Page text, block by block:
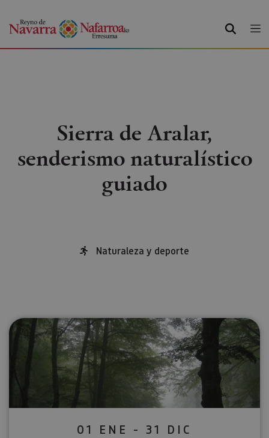
BUSCAR
Sierra de Aralar,
senderismo naturalístico
guiado
Naturaleza y deporte
01 ENE - 31 DIC